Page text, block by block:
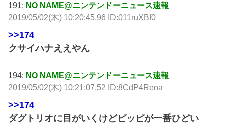
191: NO NAME@ニンテンドーニュース速報
2019/05/02(木) 10:20:45.96 ID:011ruXBf0
>>174
クサイハナええやん
194: NO NAME@ニンテンドーニュース速報
2019/05/02(木) 10:21:07.52 ID:8CdP4Rena
>>174
ダグトリオに目がいくけどピッピが一番ひどい